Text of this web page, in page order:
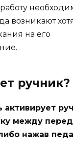
возникают
на его
ручник?
активирует
между
нажав